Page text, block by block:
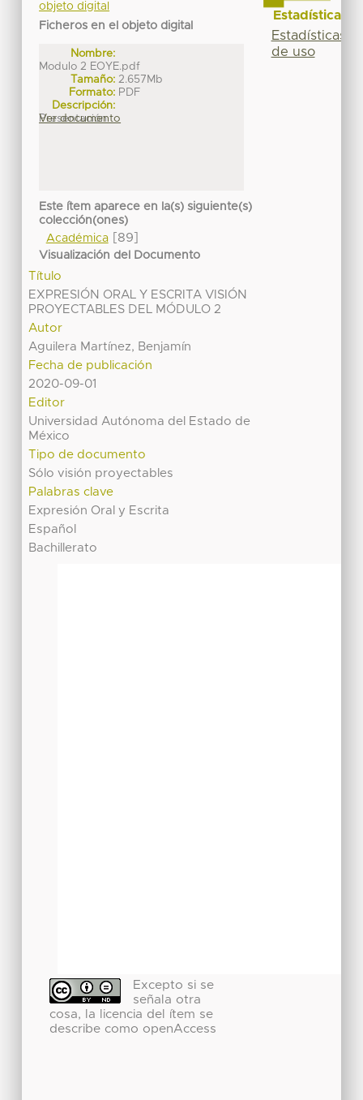
objeto digital
Ficheros en el objeto digital
Nombre:
Modulo 2 EOYE.pdf
Tamaño: 2.657Mb
Formato: PDF
Descripción:
Presentación
Ver documento
Este ítem aparece en la(s) siguiente(s)
colección(ones)
Académica[89]
Visualización del Documento
Título
EXPRESIÓN ORAL Y ESCRITA VISIÓN
PROYECTABLES DEL MÓDULO 2
Autor
Aguilera Martínez, Benjamín
Fecha de publicación
2020-09-01
Editor
Universidad Autónoma del Estado de
México
Tipo de documento
Sólo visión proyectables
Palabras clave
Expresión Oral y Escrita
Español
Bachillerato
Excepto si se
señala otra
cosa, la licencia del ítem se
describe como openAccess
Estadísticas
Estadísticas
de uso